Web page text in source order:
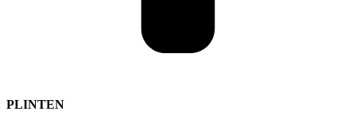
PLINTEN